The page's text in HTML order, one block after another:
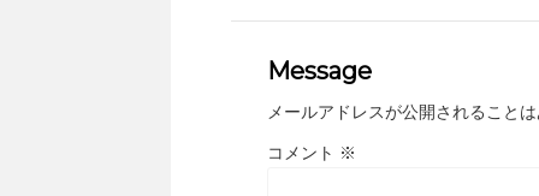
Message
メールアドレスが公開されること
コメント ※